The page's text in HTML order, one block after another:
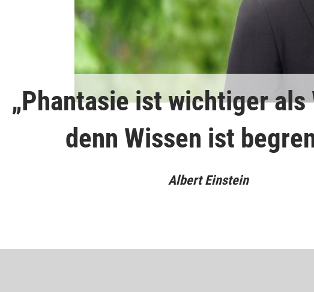
Phantasie ist wichtiger als
denn Wissen ist
Albert Einstein